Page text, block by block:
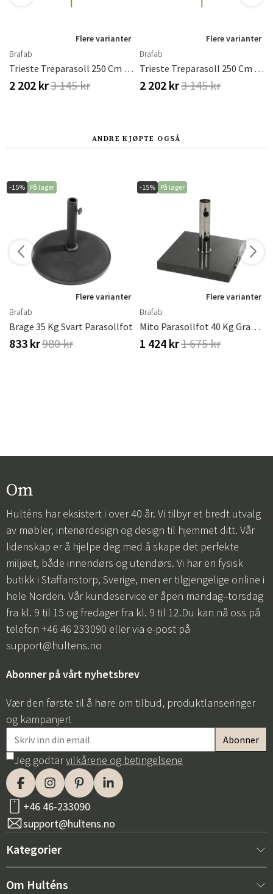
Flere varianter
Brafab
Trieste Treparasoll 250 Cm Svart Brafab
2 202 kr3 145 kr
Flere varianter
Brafab
Trieste Treparasoll 250 Cm Svart Brafab
2 202 kr3 145 kr
ANDRE KJØPTE OGSÅ
-15% På lager
Flere varianter
Brafab
Brage 35 Kg Svart Parasollfot
833 kr980 kr
-15% På lager
Flere varianter
Brafab
Mito Parasollfot 40 Kg Granitt Brafab
1 424 kr1 675 kr
Om
Hulténs har eksistert i over 40 år. Vi tilbyr et bredt utvalg
av møbler, interiørdesign og design til hjemmet ditt. Vår
lidenskap er å hjelpe deg med å skape det perfekte
miljøet, både innendørs og utendørs. Vi har en fysisk
butikk i Staffanstorp, Sverige, men er tilgjengelige online i
hele Norden. Vår kundeservice er åpen mandag–torsdag
fra kl. 9 til 15 og fredager fra kl. 9 til 12.Du kan nå oss på
telefon +46 46 233090 eller via e-post på
support@hultens.no
Abonner på vårt nyhetsbrev
Vær den første til å høre om tilbud, produktlanseringer
og kampanjer!
Jeg godtarvilkårene og betingelsene
+46 46-233090
support@hultens.no
Kategorier
Nytt hos oss
Om Hulténs